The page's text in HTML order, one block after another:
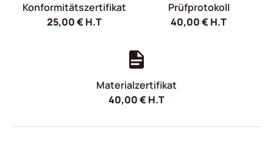
Konformitätszertifikat
25,00€H.T
Prüfprotokoll
40,00€H.T
Materialzertifikat
40,00€H.T